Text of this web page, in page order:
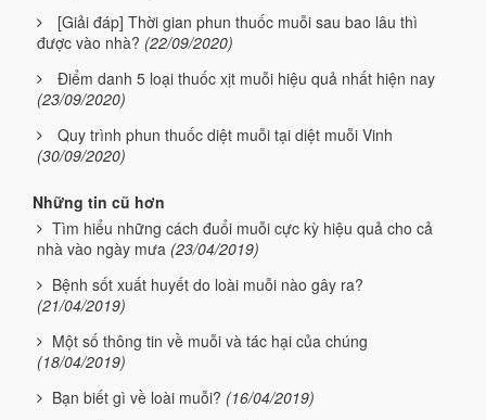
[Giải đáp] Thời gian phun thuốc muỗi sau bao lâu thì
được vào nhà? (22/09/2020)
Điểm danh 5 loại thuốc xịt muỗi hiệu quả nhất hiện nay
(23/09/2020)
Quy trình phun thuốc diệt muỗi tại diệt muỗi Vinh
(30/09/2020)
Những tin cũ hơn
Tìm hiểu những cách đuổi muỗi cực kỳ hiệu quả cho cả
nhà vào ngày mưa (23/04/2019)
Bệnh sốt xuất huyết do loài muỗi nào gây ra?
(21/04/2019)
Một số thông tin về muỗi và tác hại của chúng
(18/04/2019)
Bạn biết gì về loài muỗi? (16/04/2019)